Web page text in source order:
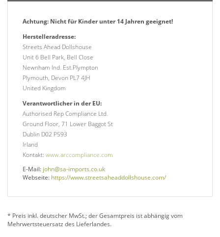
Achtung: Nicht für Kinder unter 14 Jahren geeignet!
Herstelleradresse:
Streets Ahead Dollshouse
Unit 6 Bell Park, Bell Close
Newnham Ind. Est.Plympton
Plymouth, Devon PL7 4JH
United Kingdom
Verantwortlicher in der EU:
Authorised Rep Compliance Ltd.
Ground Floor, 71 Lower Baggot St
Dublin D02 P593
Irland
Kontakt: www.arccompliance.com
E-Mail: john@sa-imports.co.uk
Webseite: https://www.streetsaheaddollshouse.com/
* Preis inkl. deutscher MwSt.; der Gesamtpreis ist abhängig vom
Mehrwertsteuersatz des Lieferlandes.